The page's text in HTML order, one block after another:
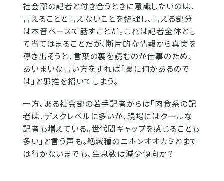
社会部の記者と付き合うときに意識したいのは、
言えることと言えないことを整理し、言える部分
は本音ベースで話すことだ。これは記者全体とし
て当てはまることだが、断片的な情報から真実を
導き出そうと、言葉の裏を読むのが仕事のため、
あいまいな言い方をすれば「裏に何かあるので
は」と邪推を招いてしまう。
一方、ある社会部の若手記者からは「肉食系の記
者は、デスクレベルに多いが、現場にはクールな
記者も増えている。世代間ギャップを感じることも
多い」と言う声も。絶滅種のニホンオオカミとまで
は行かないまでも、生息数は減少傾向か？